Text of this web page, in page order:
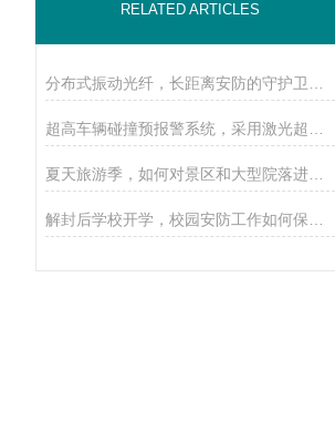
RELATED ARTICLES